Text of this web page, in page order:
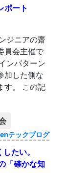
ポート
ジニアの齋
員会主催で
ンパターン
加した側な
す。 この記
テックブログ
たい。
「確かな知